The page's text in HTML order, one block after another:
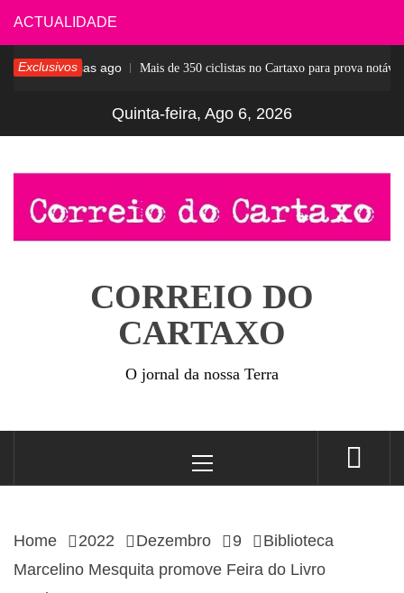
Skip
to
content
ACTUALIDADE
Exclusivos4 dias ago Mais de 350 ciclistas no Cartaxo para prova notável
Quinta-feira, Ago 6, 2026
CORREIO DO
CARTAXO
O jornal da nossa Terra
Menu
Home 2022 Dezembro 9
Biblioteca
Marcelino Mesquita promove Feira do Livro